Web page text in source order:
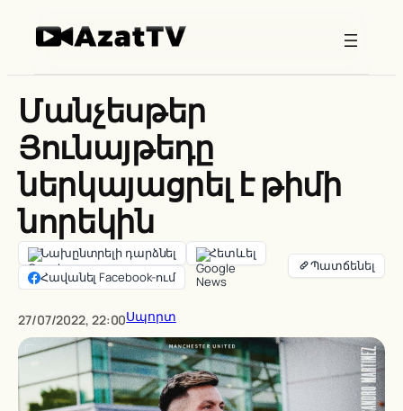
Մանչեսթեր
Յունայթեդը
ներկայացրել է թիմի
նորեկին
Նախընտրելի դարձնել
Հետևել
Հավանել Facebook-ում
27/07/2022, 22:00Սպորտ